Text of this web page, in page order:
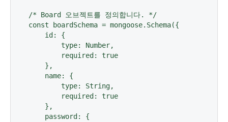
/* Board 오브젝트를 정의합니다. */
const boardSchema = mongoose.Schema({
    id: {
        type: Number,
        required: true
    },
    name: {
        type: String,
        required: true
    },
    password: {